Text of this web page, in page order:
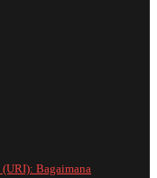
Bagaimana